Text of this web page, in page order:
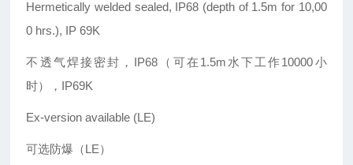
Hermetically welded sealed, IP68 (depth of 1.5m for 10,00
0 hrs.), IP 69K
不透气焊接密封，IP68（可在1.5m水下工作10000小
时），IP69K
Ex-version available (LE)
可选防爆（LE）